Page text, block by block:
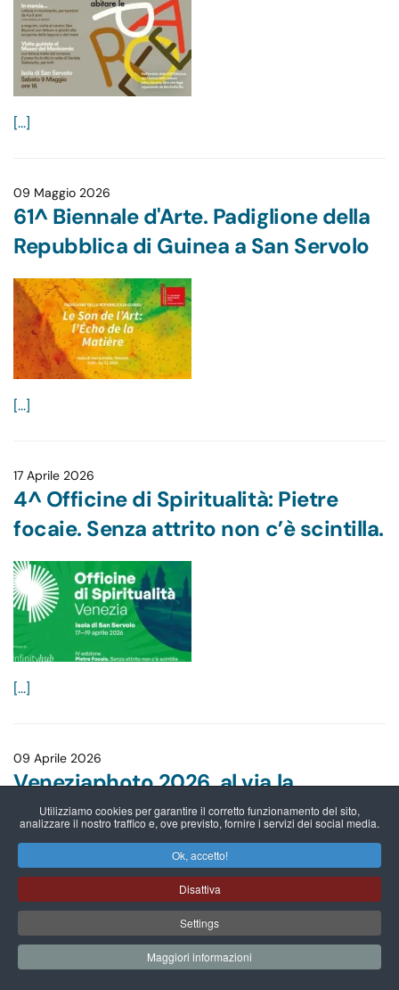
Utilizziamo cookies per garantire il corretto funzionamento del sito,
analizzare il nostro traffico e, ove previsto, fornire i servizi dei social media.
Ok, accetto!
Disattiva
Settings
Maggiori informazioni
[...]
09 Maggio 2026
61^ Biennale d'Arte. Padiglione della
Repubblica di Guinea a San Servolo
[...]
17 Aprile 2026
4^ Officine di Spiritualità: Pietre
focaie. Senza attrito non c’è scintilla.
[...]
09 Aprile 2026
Veneziaphoto 2026, al via la
prossima edizione
[...]